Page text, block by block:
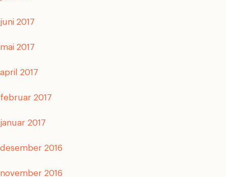
juni 2017
mai 2017
april 2017
februar 2017
januar 2017
desember 2016
november 2016